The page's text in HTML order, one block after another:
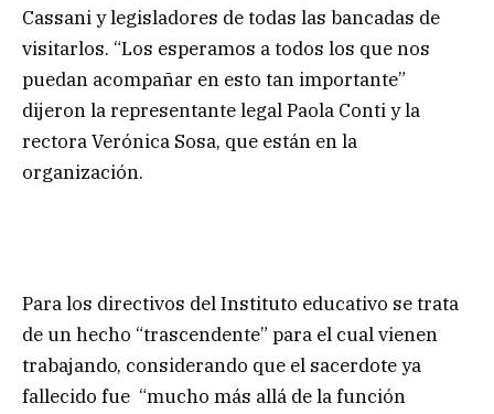
Cassani y legisladores de todas las bancadas de
visitarlos. “Los esperamos a todos los que nos
puedan acompañar en esto tan importante”
dijeron la representante legal Paola Conti y la
rectora Verónica Sosa, que están en la
organización.
Para los directivos del Instituto educativo se trata
de un hecho “trascendente” para el cual vienen
trabajando, considerando que el sacerdote ya
fallecido fue “mucho más allá de la función